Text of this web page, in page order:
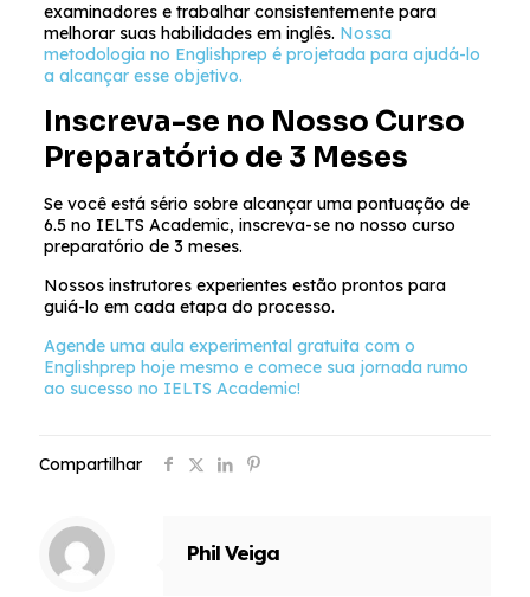
examinadores e trabalhar consistentemente para
melhorar suas habilidades em inglês. Nossa
metodologia no Englishprep é projetada para ajudá-lo
a alcançar esse objetivo.
Inscreva-se no Nosso Curso
Preparatório de 3 Meses
Se você está sério sobre alcançar uma pontuação de
6.5 no IELTS Academic, inscreva-se no nosso curso
preparatório de 3 meses.
Nossos instrutores experientes estão prontos para
guiá-lo em cada etapa do processo.
Agende uma aula experimental gratuita com o
Englishprep hoje mesmo e comece sua jornada rumo
ao sucesso no IELTS Academic!
Compartilhar
Phil Veiga